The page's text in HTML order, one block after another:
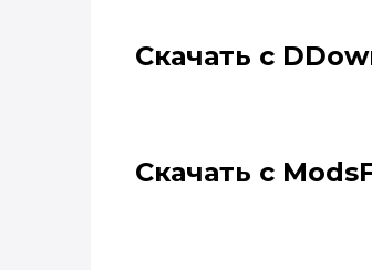
Скачать с
Скачать с